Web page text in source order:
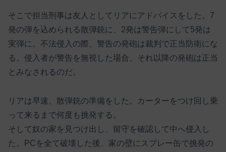
そこで担当刑事は友人としてリアにアドバイスをした。7
発の弾を込められる散弾銃に、2発は警告弾にして5発は
実弾に。不法侵入の際、警告の発砲は裁判で正当防衛にな
る。侵入者が警告を無視した場合、それ以降の発砲は正当
とみなされるのだ。
リアは早速、散弾銃の準備をした。カーターをつけ回し乗
って来るまで何度も挑発する。
そして奴の家を見つけ出し、留守を確認して中へ侵入し
た。PCを全て破壊した後、家の壁にスプレー缶で挑発の